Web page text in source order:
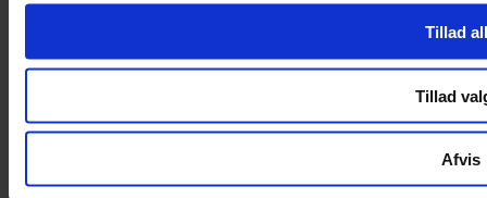
Tillad
Tillad
Afvis
Mandag – Fredag 10:00 – 17:30
Copyright © 2022.Design & hosting by Webhuset Ballum ApS